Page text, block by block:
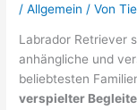
/Allgemein / Von
Labrador Retriever
anhängliche und
beliebtesten
verspielter